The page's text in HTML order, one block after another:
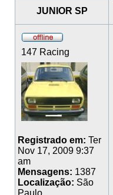
JUNIOR SP
147 Racing
Registrado em: Ter
Nov 17, 2009 9:37
am
Mensagens: 1387
Localização: São
Paulo